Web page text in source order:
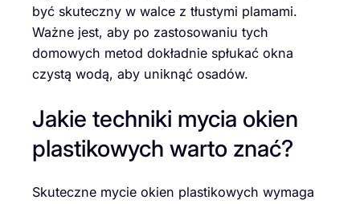
być skuteczny w walce z tłustymi plamami.
Ważne jest, aby po zastosowaniu tych
domowych metod dokładnie spłukać okna
czystą wodą, aby uniknąć osadów.
Jakie techniki mycia okien
plastikowych warto znać?
Skuteczne mycie okien plastikowych wymaga